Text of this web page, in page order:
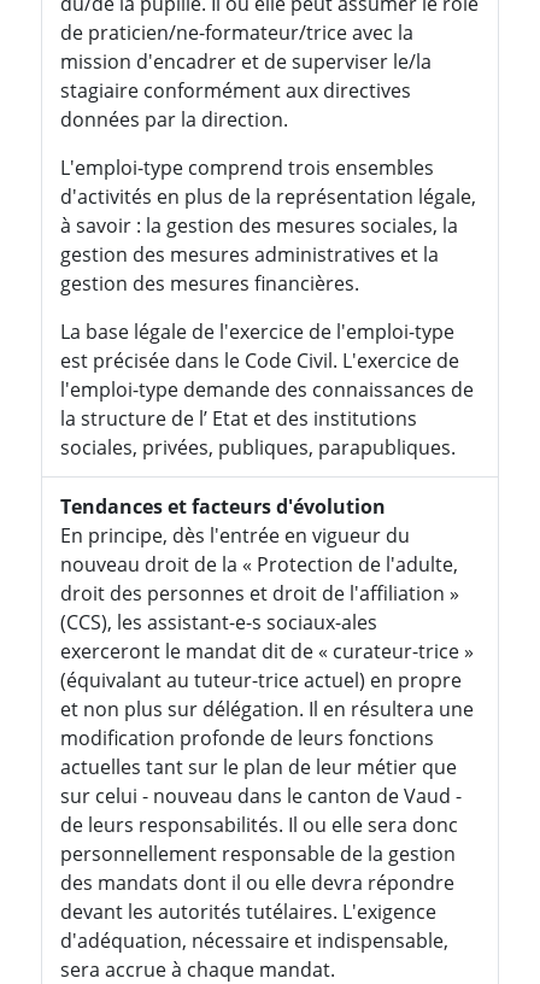
de praticien/ne-formateur/trice avec la
mission d'encadrer et de superviser le/la
stagiaire conformément aux directives
données par la direction.
L'emploi-type comprend trois ensembles
d'activités en plus de la représentation légale,
à savoir : la gestion des mesures sociales, la
gestion des mesures administratives et la
gestion des mesures financières.
La base légale de l'exercice de l'emploi-type
est précisée dans le Code Civil. L'exercice de
l'emploi-type demande des connaissances de
la structure de l’ Etat et des institutions
sociales, privées, publiques, parapubliques.
Tendances et facteurs d'évolution
En principe, dès l'entrée en vigueur du
nouveau droit de la « Protection de l'adulte,
droit des personnes et droit de l'affiliation »
(CCS), les assistant-e-s sociaux-ales
exerceront le mandat dit de « curateur-trice »
(équivalant au tuteur-trice actuel) en propre
et non plus sur délégation. Il en résultera une
modification profonde de leurs fonctions
actuelles tant sur le plan de leur métier que
sur celui - nouveau dans le canton de Vaud -
de leurs responsabilités. Il ou elle sera donc
personnellement responsable de la gestion
des mandats dont il ou elle devra répondre
devant les autorités tutélaires. L'exigence
d'adéquation, nécessaire et indispensable,
sera accrue à chaque mandat.